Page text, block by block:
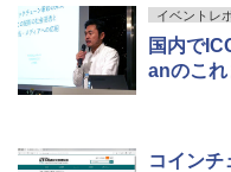
イベントレ
国内で
anのこれ
コインチ